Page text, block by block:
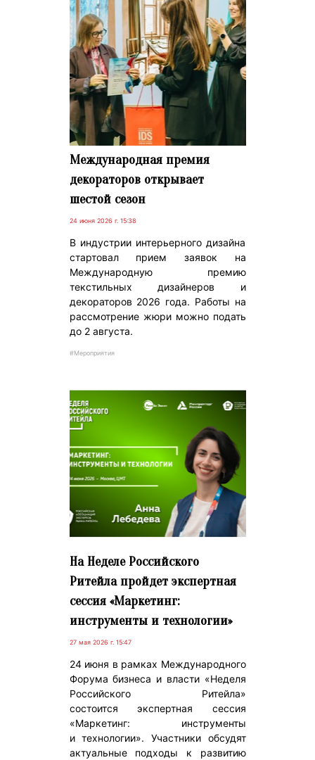
Международная премия
декораторов открывает
шестой сезон
24 июня 2026 г. 15:38
В индустрии интерьерного дизайна
стартовал прием заявок на
Международную премию
текстильных дизайнеров и
декораторов 2026 года. Работы на
рассмотрение жюри можно подать
до 2 августа.
#Мероприятия
На Неделе Российского
Ритейла пройдет экспертная
сессия «Маркетинг:
инструменты и технологии»
27 мая 2026 г. 15:47
24 июня в рамках Международного
Форума бизнеса и власти «Неделя
Российского Ритейла»
состоится экспертная сессия
«Маркетинг: инструменты
и технологии». Участники обсудят
актуальные подходы к развитию